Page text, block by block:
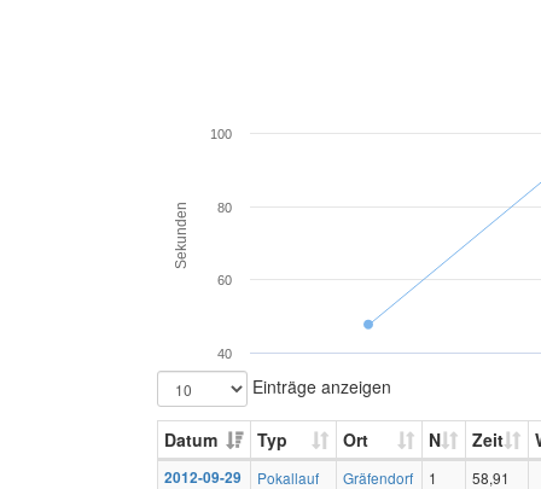
Sekunden
40
60
80
100
Einträge anzeigen
Datum Typ Ort N Zeit
2012-09-29 Pokallauf Gräfendorf 1
58,91